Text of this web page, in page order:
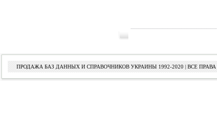
ПРОДАЖА БАЗ ДАННЫХ И СПРАВОЧНИКОВ УКРАИНЫ 1992-2020 | ВСЕ